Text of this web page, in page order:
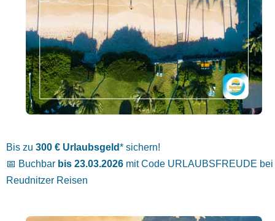
Bis zu 300 € Urlaubsgeld* sichern!
📅 Buchbar bis 23.03.2026 mit Code URLAUBSFREUDE bei
Reudnitzer Reisen